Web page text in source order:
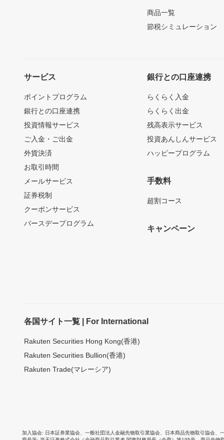
商品一覧
節税シミュレーション
サービス
ポイントプログラム
銀行との口座連携
投資情報サービス
ご入金・ご出金
外貨決済
お取引時間
メールサービス
証券税制
クーポンサービス
バースデープログラム
銀行との口座連携
らくらく入金
らくらく出金
残高表示サービス
投資あんしんサービス
ハッピープログラム
手数料
超割コース
キャンペーン
各国サイト一覧 | For International
Rakuten Securities Hong Kong(香港)
Rakuten Securities Bullion(香港)
Rakuten Trade(マレーシア)
加入協会 日本証券業協会 一般社団法人金融先物取引業協会 日本商品先物取引協会